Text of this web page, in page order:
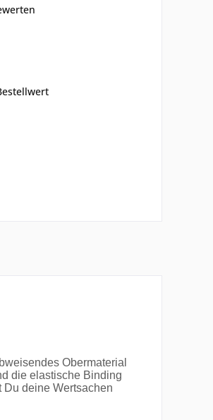
Obermaterial
die elastische Binding
deine Wertsachen